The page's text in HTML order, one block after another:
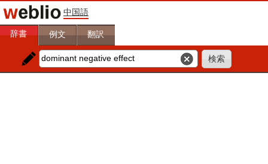
中国語
辞書 例文 翻訳